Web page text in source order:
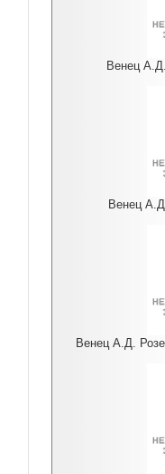
Венец
Венец
Венец А.Д.